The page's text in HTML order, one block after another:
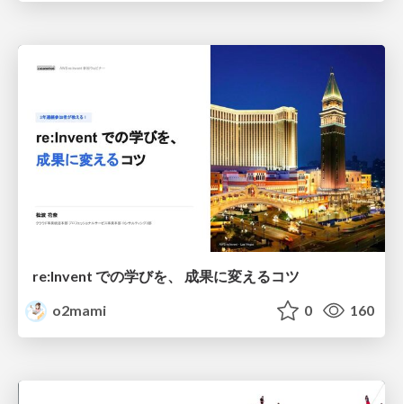
re:Invent での学びを、 成果に変えるコツ
o2mami
0 160